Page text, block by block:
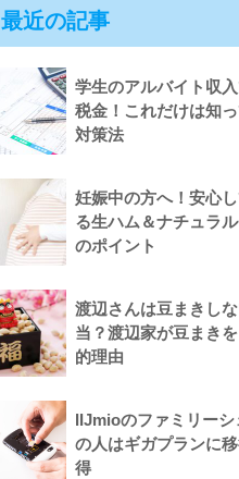
最近の記事
学生のアルバイト収
税金！これだけは知
対策法
妊娠中の方へ！安心
る生ハム＆ナチュラ
のポイント
渡辺さんは豆まきし
当？渡辺家が豆まき
的理由
IIJmioのファミリーシ
の人はギガプランに
得